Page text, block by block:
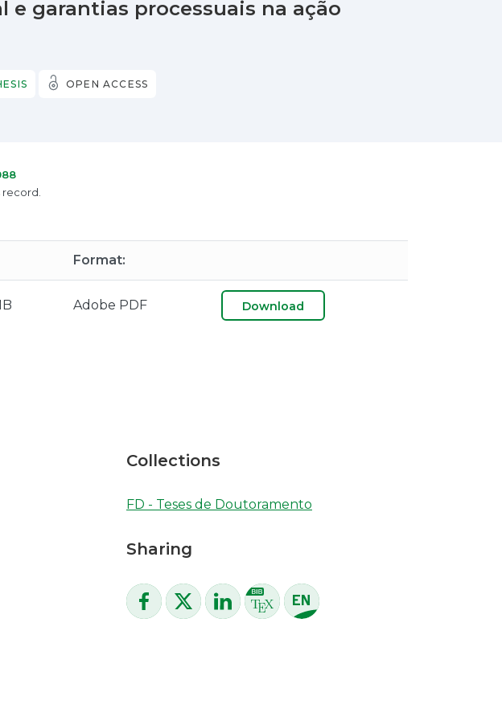
e garantias processuais na ação
OPEN ACCESS
Format:
Adobe PDF Download
Collections
FD - Teses de Doutoramento
Sharing